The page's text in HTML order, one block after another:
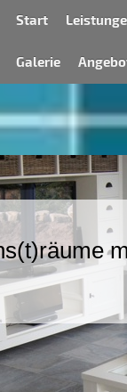
Start
Galerie